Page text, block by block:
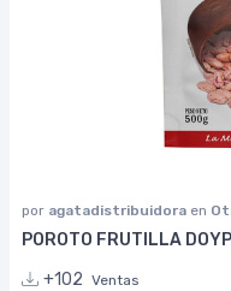
por agatadistribuidora en
POROTO FRUTILLA
+102 Ventas